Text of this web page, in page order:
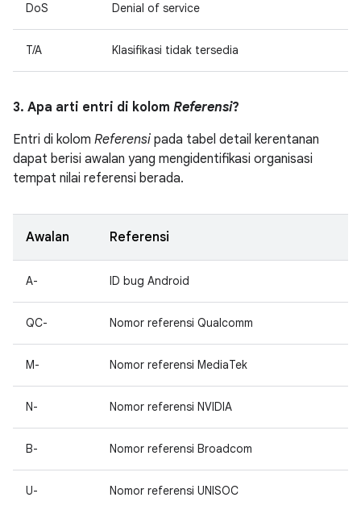
DoS Denial of service
T/A Klasifikasi tidak tersedia
3. Apa arti entri di kolom Referensi?
Entri di kolom Referensi pada tabel detail kerentanan
dapat berisi awalan yang mengidentifikasi organisasi
tempat nilai referensi berada.
Awalan Referensi
A- ID bug Android
QC- Nomor referensi Qualcomm
M- Nomor referensi MediaTek
N- Nomor referensi NVIDIA
B- Nomor referensi Broadcom
U- Nomor referensi UNISOC